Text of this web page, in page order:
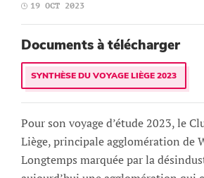
19 OCT 2023
Documents à télécharger
SYNTHÈSE DU VOYAGE LIÈGE 2023
Pour son voyage d’étude 2023, le
Liège, principale agglomération de
Longtemps marquée par la